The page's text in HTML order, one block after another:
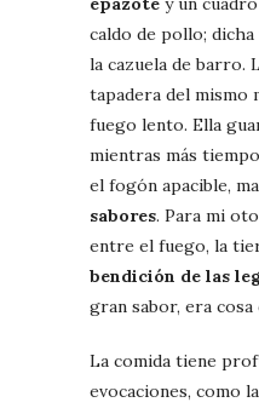
caldo de pollo;
la cazuela de barro.
tapadera del mismo
fuego lento. Ella
mientras más
el fogón apacible,
sabores. Para mi
entre el fuego, la
bendición de las
gran sabor, era cosa
La comida tiene
evocaciones, como la